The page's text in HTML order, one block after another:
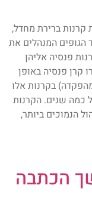
קרנות ברירת מחדל,
הגופים המנהלים את
פנסיה אליהן
קרן פנסיה באופן
בקרנות אלו
כמה שנים. הקרנות
הנמוכים ביותר,
הכתבה